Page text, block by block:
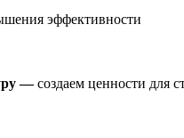
эффективности
—создаем ценности для